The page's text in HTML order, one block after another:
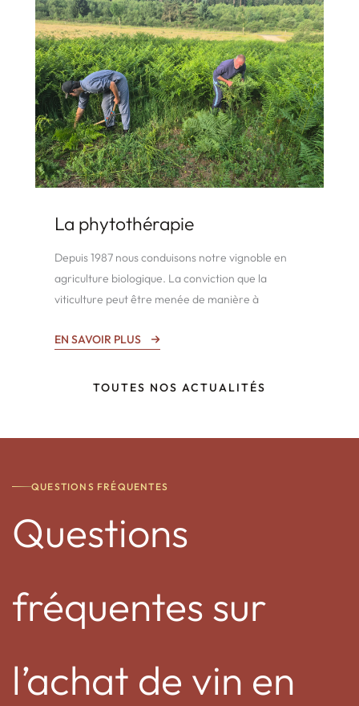
La phytothérapie
Depuis 1987 nous conduisons notre vignoble en
agriculture biologique. La conviction que la
viticulture peut être menée de manière à
EN SAVOIR PLUS
TOUTES NOS ACTUALITÉS
QUESTIONS FRÉQUENTES
Questions
fréquentes sur
l’achat de vin en